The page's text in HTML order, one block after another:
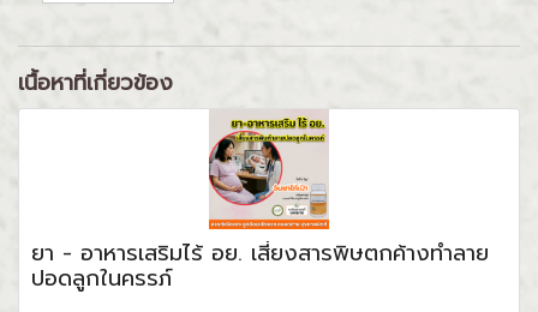
เนื้อหาที่เกี่ยวข้อง
ยา - อาหารเสริมไร้ อย. เสี่ยงสารพิษตกค้างทำลาย
ปอดลูกในครรภ์